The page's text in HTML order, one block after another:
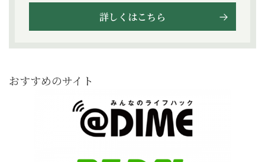
詳しくはこちら
おすすめのサイト